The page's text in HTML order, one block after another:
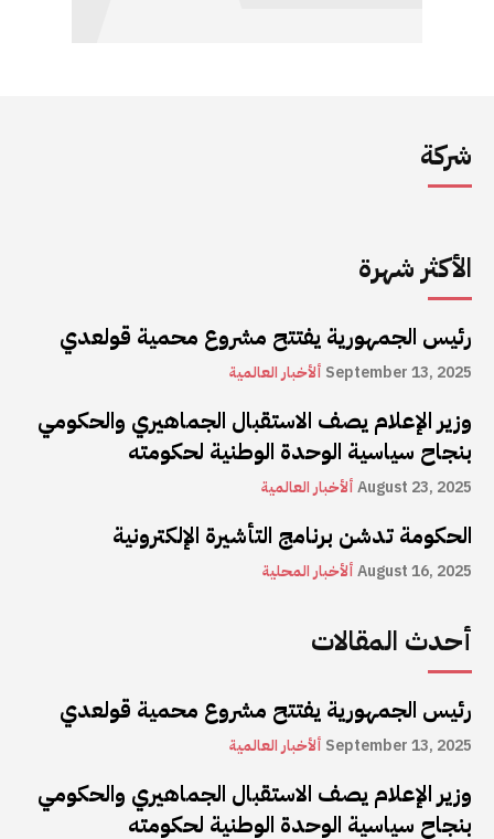
شركة
الأكثر شهرة
رئيس الجمهورية يفتتح مشروع محمية قولعدي
ألأخبار العالمية September 13, 2025
وزير الإعلام يصف الاستقبال الجماهيري والحكومي
بنجاح سياسية الوحدة الوطنية لحكومته
ألأخبار العالميةAugust 23, 2025
الحكومة تدشن برنامج التأشيرة الإلكترونية
ألأخبار المحليةAugust 16, 2025
أحدث المقالات
رئيس الجمهورية يفتتح مشروع محمية قولعدي
ألأخبار العالمية September 13, 2025
وزير الإعلام يصف الاستقبال الجماهيري والحكومي
بنجاح سياسية الوحدة الوطنية لحكومته